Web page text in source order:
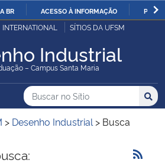
IR
O
BR ACESSO À INFORMAÇÃO
Pública
INTERNATIONAL SÍTIOS DA UFSM
Industrial
– Campus Santa Maria
do Sítio
Busca
Buscar no no Sítio
Busca:
> Desenho Industrial > Busca